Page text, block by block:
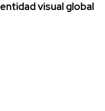
visual global